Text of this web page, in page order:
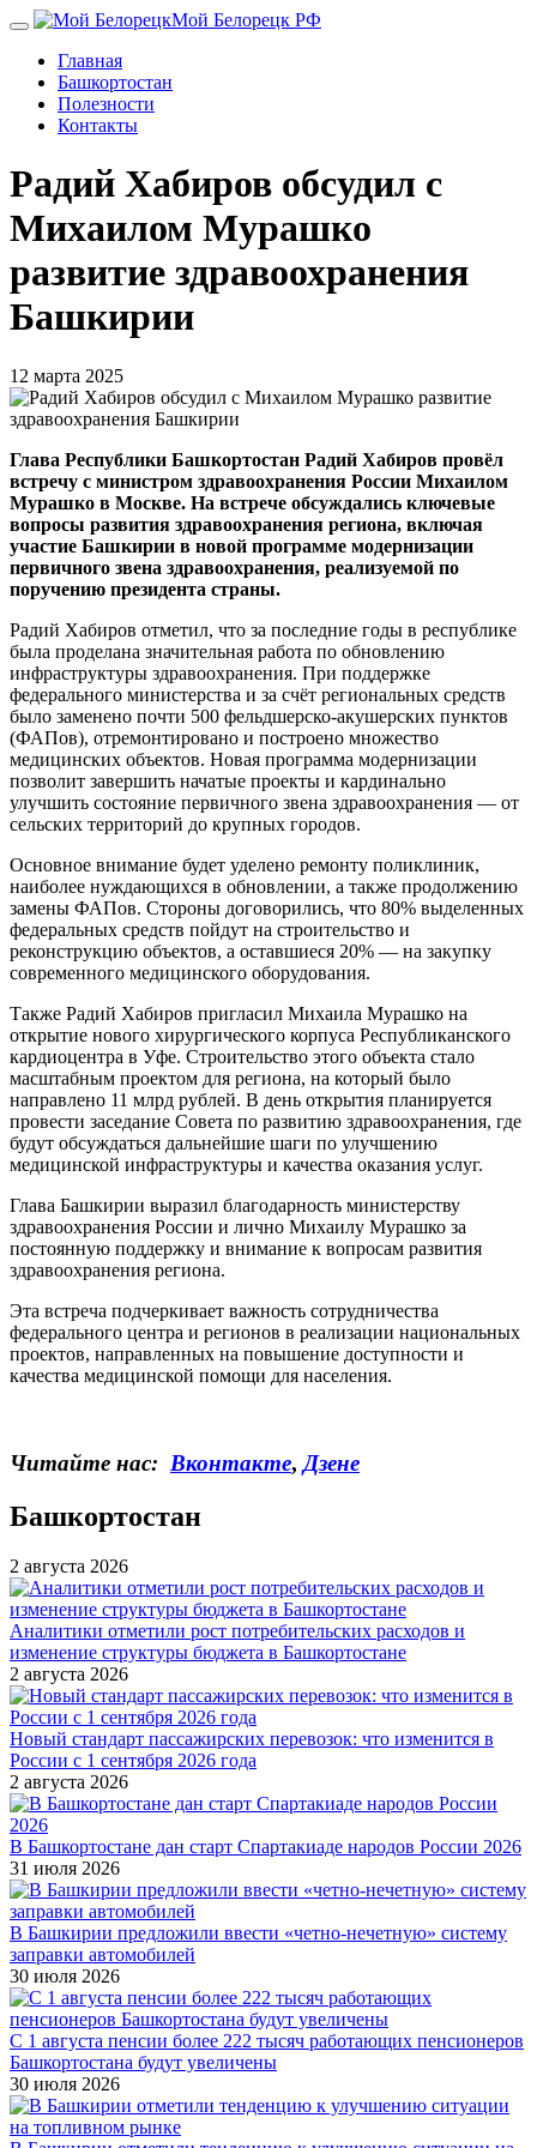
Перейти
основному
содержанию
Мой Белорецк РФ
Главная
Башкортостан
Полезности
Контакты
Радий Хабиров обсудил с
Михаилом Мурашко
развитие здравоохранения
Башкирии
12 марта 2025
Глава Республики Башкортостан Радий Хабиров провёл
встречу с министром здравоохранения России Михаилом
Мурашко в Москве. На встрече обсуждались ключевые
вопросы развития здравоохранения региона, включая
участие Башкирии в новой программе модернизации
первичного звена здравоохранения, реализуемой по
поручению президента страны.
Радий Хабиров отметил, что за последние годы в республике
была проделана значительная работа по обновлению
инфраструктуры здравоохранения. При поддержке
федерального министерства и за счёт региональных средств
было заменено почти 500 фельдшерско-акушерских пунктов
(ФАПов), отремонтировано и построено множество
медицинских объектов. Новая программа модернизации
позволит завершить начатые проекты и кардинально
улучшить состояние первичного звена здравоохранения — от
сельских территорий до крупных городов.
Основное внимание будет уделено ремонту поликлиник,
наиболее нуждающихся в обновлении, а также продолжению
замены ФАПов. Стороны договорились, что 80% выделенных
федеральных средств пойдут на строительство и
реконструкцию объектов, а оставшиеся 20% — на закупку
современного медицинского оборудования.
Также Радий Хабиров пригласил Михаила Мурашко на
открытие нового хирургического корпуса Республиканского
кардиоцентра в Уфе. Строительство этого объекта стало
масштабным проектом для региона, на который было
направлено 11 млрд рублей. В день открытия планируется
провести заседание Совета по развитию здравоохранения, где
будут обсуждаться дальнейшие шаги по улучшению
медицинской инфраструктуры и качества оказания услуг.
Глава Башкирии выразил благодарность министерству
здравоохранения России и лично Михаилу Мурашко за
постоянную поддержку и внимание к вопросам развития
здравоохранения региона.
Эта встреча подчеркивает важность сотрудничества
федерального центра и регионов в реализации национальных
проектов, направленных на повышение доступности и
качества медицинской помощи для населения.
Читайте нас: Вконтакте, Дзене
Башкортостан
2 августа 2026
Аналитики отметили рост потребительских расходов и
изменение структуры бюджета в Башкортостане
2 августа 2026
Новый стандарт пассажирских перевозок: что изменится в
России с 1 сентября 2026 года
2 августа 2026
В Башкортостане дан старт Спартакиаде народов России 2026
31 июля 2026
В Башкирии предложили ввести «четно-нечетную» систему
заправки автомобилей
30 июля 2026
С 1 августа пенсии более 222 тысяч работающих пенсионеров
Башкортостана будут увеличены
30 июля 2026